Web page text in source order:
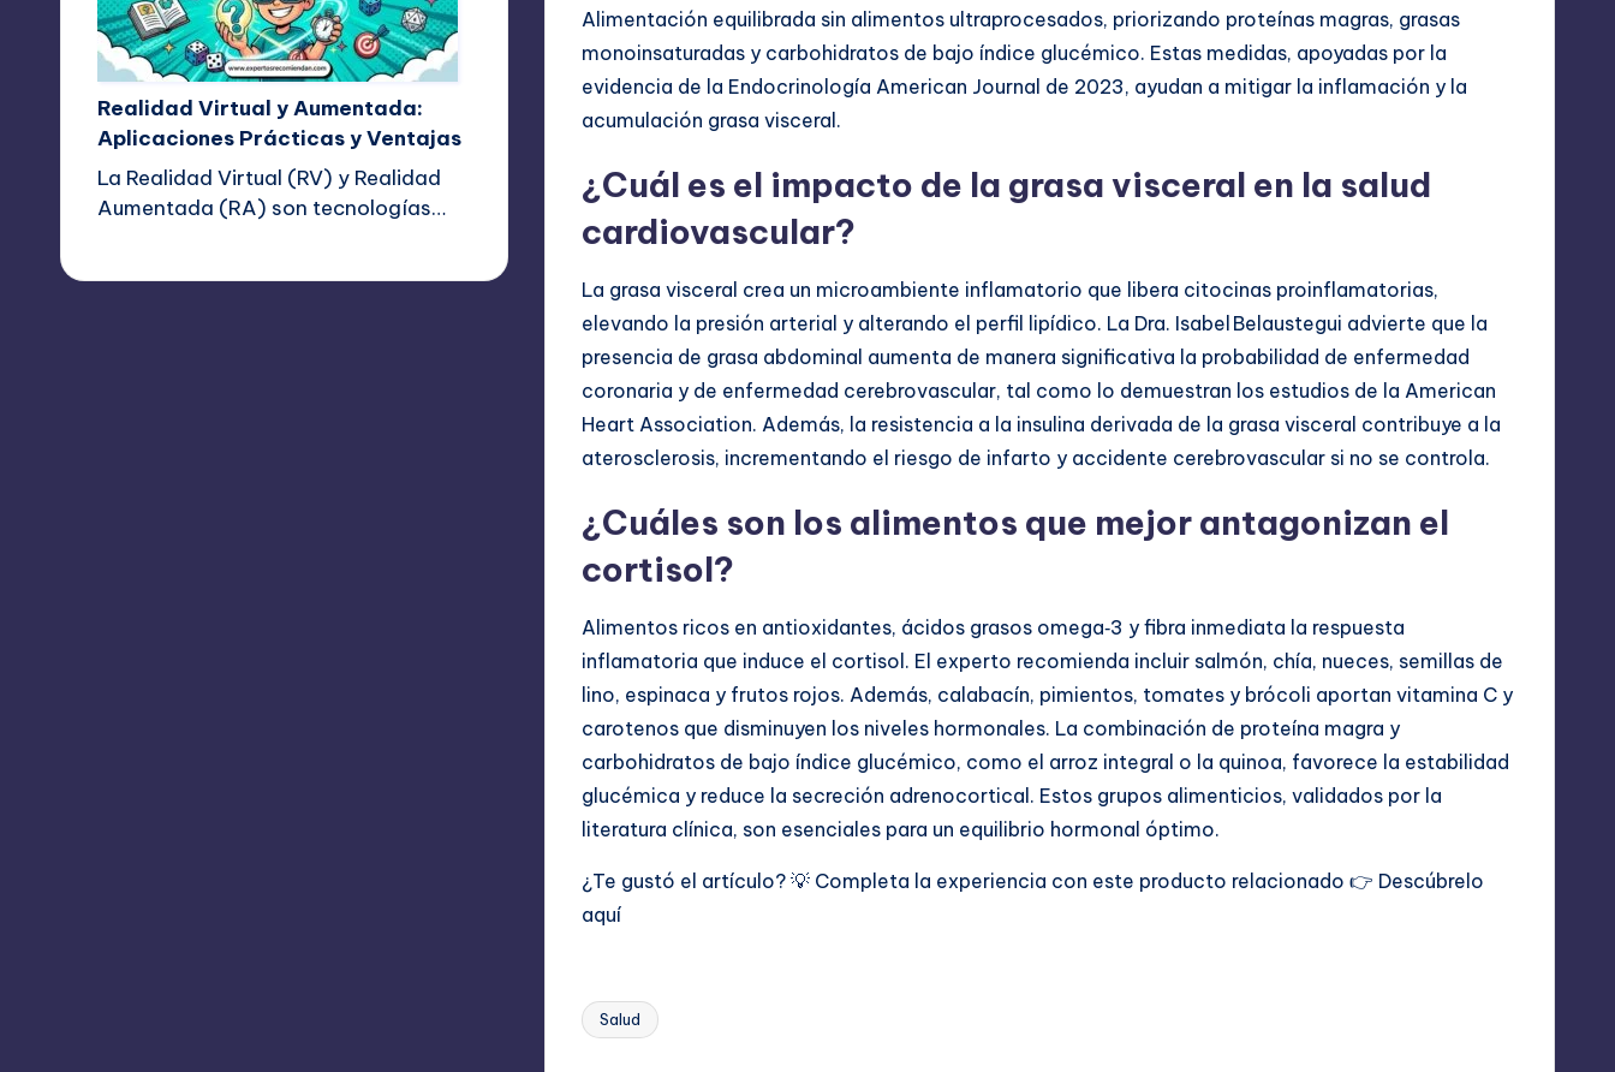
Alimentación equilibrada sin alimentos ultraprocesados, priorizando proteínas magras, grasas
monoinsaturadas y carbohidratos de bajo índice glucémico. Estas medidas, apoyadas por la
evidencia de la Endocrinología American Journal de 2023, ayudan a mitigar la inflamación y la
acumulación grasa visceral.
¿Cuál es el impacto de la grasa visceral en la salud
cardiovascular?
La grasa visceral crea un microambiente inflamatorio que libera citocinas proinflamatorias,
elevando la presión arterial y alterando el perfil lipídico. La Dra. Isabel Belaustegui advierte que la
presencia de grasa abdominal aumenta de manera significativa la probabilidad de enfermedad
coronaria y de enfermedad cerebrovascular, tal como lo demuestran los estudios de la American
Heart Association. Además, la resistencia a la insulina derivada de la grasa visceral contribuye a la
aterosclerosis, incrementando el riesgo de infarto y accidente cerebrovascular si no se controla.
¿Cuáles son los alimentos que mejor antagonizan el
cortisol?
Alimentos ricos en antioxidantes, ácidos grasos omega‑3 y fibra inmediata la respuesta
inflamatoria que induce el cortisol. El experto recomienda incluir salmón, chía, nueces, semillas de
lino, espinaca y frutos rojos. Además, calabacín, pimientos, tomates y brócoli aportan vitamina C y
carotenos que disminuyen los niveles hormonales. La combinación de proteína magra y
carbohidratos de bajo índice glucémico, como el arroz integral o la quinoa, favorece la estabilidad
glucémica y reduce la secreción adrenocortical. Estos grupos alimenticios, validados por la
literatura clínica, son esenciales para un equilibrio hormonal óptimo.
¿Te gustó el artículo? 💡 Completa la experiencia con este producto relacionado 👉 Descúbrelo
aquí
Etiquetas:
Salud
Realidad Virtual y Aumentada:
Aplicaciones Prácticas y Ventajas
La Realidad Virtual (RV) y Realidad
Aumentada (RA) son tecnologías…